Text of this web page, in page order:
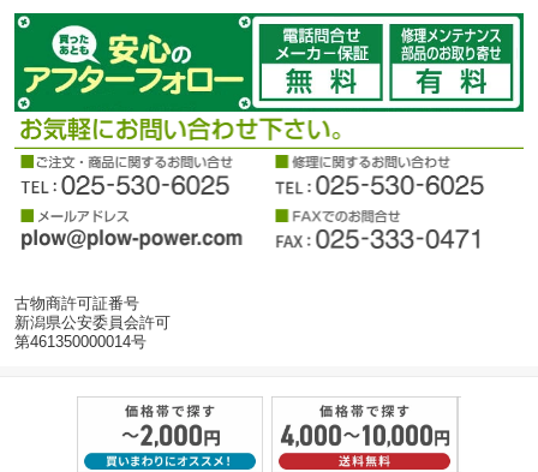
古物商許可証番号
新潟県公安委員会許可
第461350000014号